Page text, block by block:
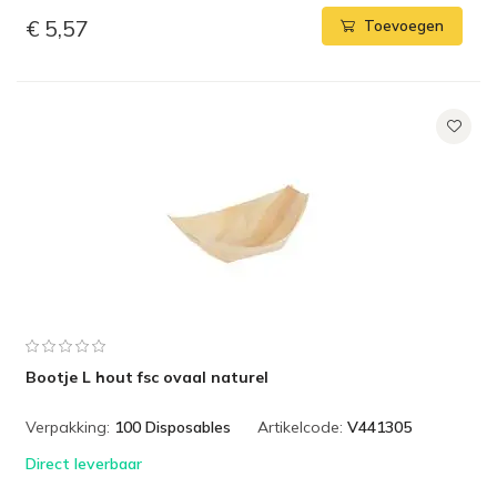
€ 5,57 Toevoegen
Bootje L hout fsc ovaal naturel
Verpakking: 100 Disposables Artikelcode: V441305
Direct leverbaar